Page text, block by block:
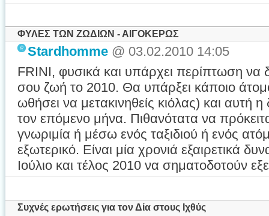
ΦΥΛΕΣ ΤΩΝ ΖΩΔΙΩΝ - ΑΙΓΟΚΕΡΩΣ
Stardhomme @ 03.02.2010 14:05
FRINI, φυσικά και υπάρχει περίπτωση
σου ζωή το 2010. Θα υπάρξει κάποιο
ωθήσει να μετακινηθείς κιόλας) και αυτή η
τον επόμενο μήνα. Πιθανότατα να
γνωριμία ή μέσω ενός ταξιδιού ή ενός
εξωτερικό. Είναι μία χρονιά εξαιρετικά
Ιούλιο και τέλος 2010 να σηματοδοτούν
Συχνές ερωτήσεις για τον Δία στους Ιχθύς